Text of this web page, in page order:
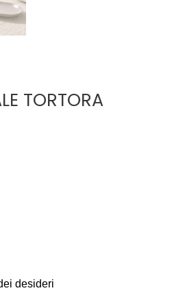
TORTORA
desideri